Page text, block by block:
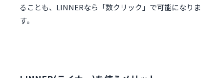
ることも、LINNERなら「数クリック」で可能になりま
す。